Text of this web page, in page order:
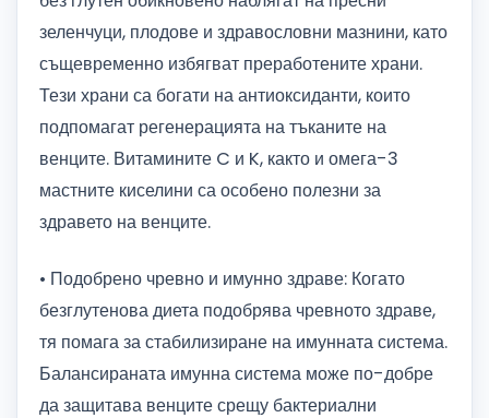
зеленчуци, плодове и здравословни мазнини, като
същевременно избягват преработените храни.
Тези храни са богати на антиоксиданти, които
подпомагат регенерацията на тъканите на
венците. Витамините C и K, както и омега-3
мастните киселини са особено полезни за
здравето на венците.
• Подобрено чревно и имунно здраве: Когато
безглутенова диета подобрява чревното здраве,
тя помага за стабилизиране на имунната система.
Балансираната имунна система може по-добре
да защитава венците срещу бактериални